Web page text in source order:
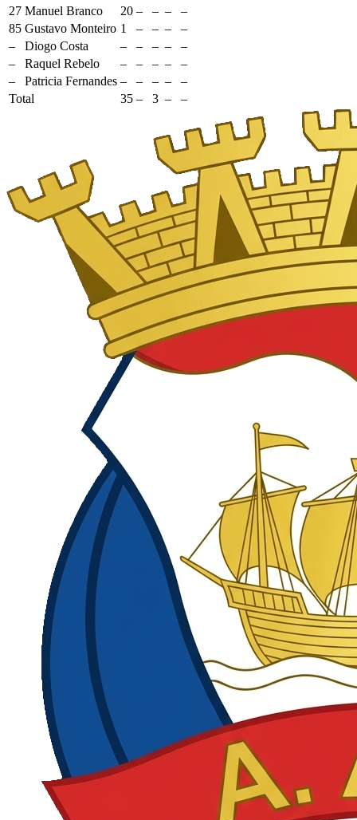
27 Manuel Branco 20 – – –
–
85 Gustavo Monteiro 1 – – –
–
–
Diogo Costa – – – –
–
–
Raquel Rebelo – – – –
–
–
Patricia Fernandes – – – –
–
Total
35 – 3 – –